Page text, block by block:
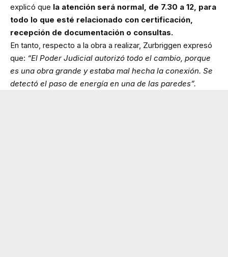
explicó que la atención será normal, de 7.30 a 12, para
todo lo que esté relacionado con certificación,
recepción de documentación o consultas.
En tanto, respecto a la obra a realizar, Zurbriggen expresó
que: “El Poder Judicial autorizó todo el cambio, porque
es una obra grande y estaba mal hecha la conexión. Se
detectó el paso de energía en una de las paredes”.